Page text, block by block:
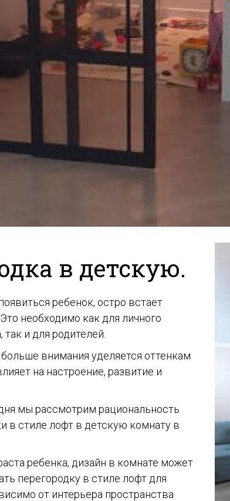
в детскую.
ребенок, остро встает
необходимо как для личного
и для родителей.
внимания уделяется оттенкам
на настроение, развитие и
мы рассмотрим рациональность
в стиле лофт в детскую комнату в
ребенка, дизайн в комнате может
перегородку в стиле лофт для
от интерьера пространства